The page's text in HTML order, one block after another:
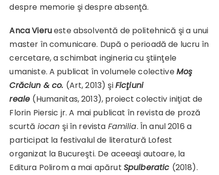
despre memorie şi despre absenţă.
Anca Vierueste absolventă de politehnică şi a unui
master în comunicare. După o perioadă de lucru în
cercetare, a schimbat ingineria cu ştiin­ţele
umaniste. A publicat în volumele colectiveMoş
Crăciun & co. (Art, 2013) şiFicţiuni
reale (Humanitas, 2013), proiect colectiv iniţiat de
Florin Piersic jr. A mai publicat în revista de proză
scurtă iocan şi în revista Familia. În anul 2016 a
participat la festivalul de literatură Lofest
organizat la Bucureşti. De aceeaşi autoare, la
Editura Polirom a mai apărut Spulberatic (2018).